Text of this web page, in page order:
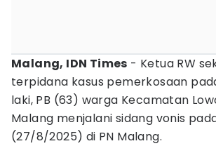
Malang, IDN Times - Ketua RW
terpidana kasus pemerkosaan
laki, PB (63) warga Kecamatan
Malang menjalani sidang vonis
(27/8/2025) di PN Malang.